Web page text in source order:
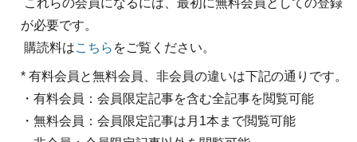
が必要です。
購読料はこちら をご覧ください。
* 有料会員と無料会員、非会員の違いは下記の通りです。
・有料会員：会員限定記事を含む全記事を閲覧可能
・無料会員：会員限定記事は月1本まで閲覧可能